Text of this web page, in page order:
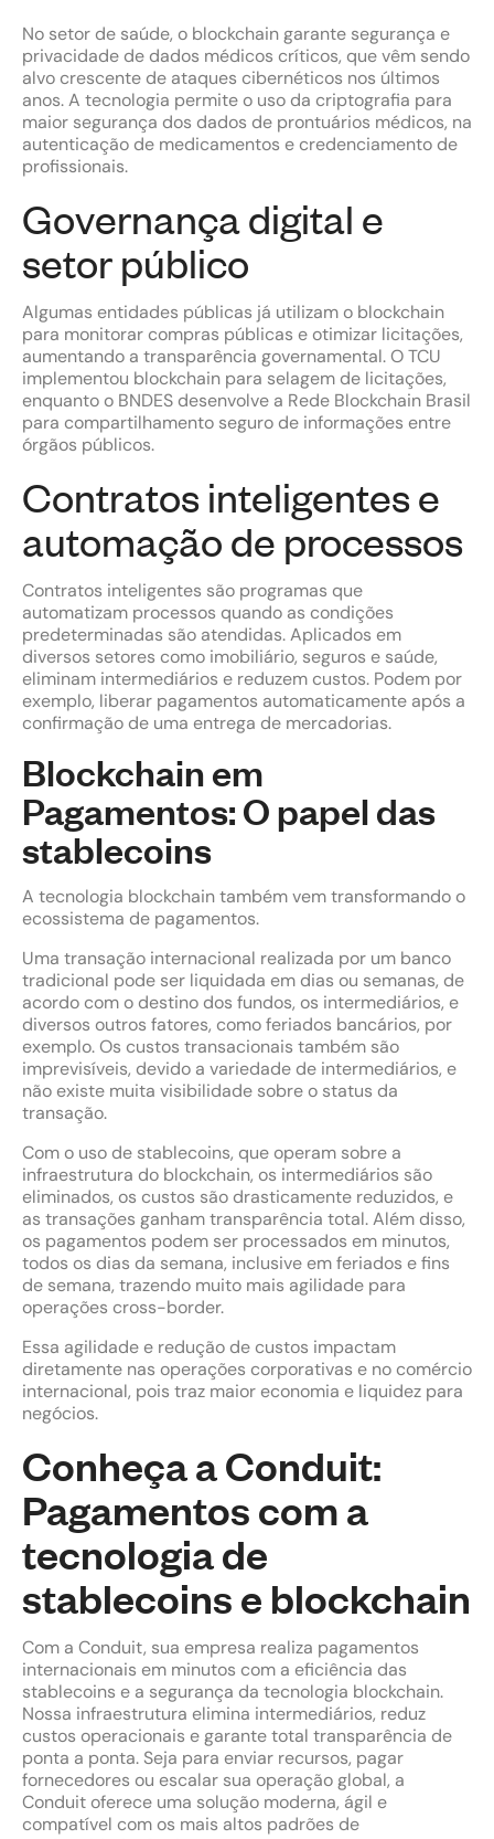
No setor de saúde, o blockchain garante segurança e
privacidade de dados médicos críticos, que vêm sendo
alvo crescente de ataques cibernéticos nos últimos
anos. A tecnologia permite o uso da criptografia para
maior segurança dos dados de prontuários médicos, na
autenticação de medicamentos e credenciamento de
profissionais.
Governança digital e
setor público
Algumas entidades públicas já utilizam o blockchain
para monitorar compras públicas e otimizar licitações,
aumentando a transparência governamental. O TCU
implementou blockchain para selagem de licitações,
enquanto o BNDES desenvolve a Rede Blockchain Brasil
para compartilhamento seguro de informações entre
órgãos públicos.
Contratos inteligentes e
automação de processos
Contratos inteligentes são programas que
automatizam processos quando as condições
predeterminadas são atendidas. Aplicados em
diversos setores como imobiliário, seguros e saúde,
eliminam intermediários e reduzem custos. Podem por
exemplo, liberar pagamentos automaticamente após a
confirmação de uma entrega de mercadorias.
Blockchain em
Pagamentos: O papel das
stablecoins
A tecnologia blockchain também vem transformando o
ecossistema de pagamentos.
Uma transação internacional realizada por um banco
tradicional pode ser liquidada em dias ou semanas, de
acordo com o destino dos fundos, os intermediários, e
diversos outros fatores, como feriados bancários, por
exemplo. Os custos transacionais também são
imprevisíveis, devido a variedade de intermediários, e
não existe muita visibilidade sobre o status da
transação.
Com o uso de stablecoins, que operam sobre a
infraestrutura do blockchain, os intermediários são
eliminados, os custos são drasticamente reduzidos, e
as transações ganham transparência total. Além disso,
os pagamentos podem ser processados em minutos,
todos os dias da semana, inclusive em feriados e fins
de semana, trazendo muito mais agilidade para
operações cross-border.
Essa agilidade e redução de custos impactam
diretamente nas operações corporativas e no comércio
internacional, pois traz maior economia e liquidez para
negócios.
Conheça a Conduit:
Pagamentos com a
tecnologia de
stablecoins e blockchain
Com a Conduit, sua empresa realiza pagamentos
internacionais em minutos com a eficiência das
stablecoins e a segurança da tecnologia blockchain.
Nossa infraestrutura elimina intermediários, reduz
custos operacionais e garante total transparência de
ponta a ponta. Seja para enviar recursos, pagar
fornecedores ou escalar sua operação global, a
Conduit oferece uma solução moderna, ágil e
compatível com os mais altos padrões de